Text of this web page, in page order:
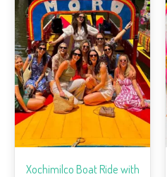
Xochimilco Boat Ride with